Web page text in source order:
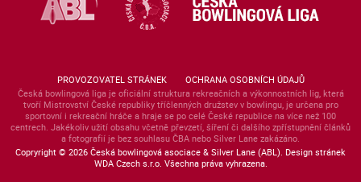
PROVOZOVATEL STRÁNEK
OCHRANA OSOBNÍCH ÚDAJŮ
Česká bowlingová liga je oficiální struktura rekreačních a výkonnostních lig, která
tvoří Mistrovství České republiky tříčlenných družstev v bowlingu, je určena pro
sportovní i rekreační hráče a hraje se po celé České republice na více než 100
centrech. Jakékoliv užití obsahu včetně převzetí, šíření či dalšího zpřístupnění článků
a fotografií je bez souhlasu ČBA nebo Silver Lane zakázáno.
Copryright © 2026 Česká bowlingová asociace & Silver Lane (ABL). Design stránek
WDA Czech s.r.o. Všechna práva vyhrazena.